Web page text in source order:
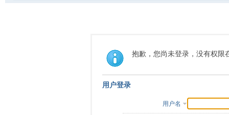
抱歉，您尚未登录，没有权限
用户登录
用户名